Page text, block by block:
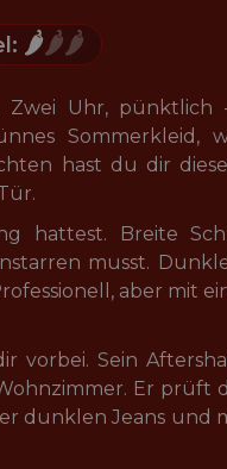
🌶️🌶️🌶️
Uhr, pünktlich
Sommerkleid,
hast du dir
hattest. Breite
musst.
aber mit
vorbei. Sein
Er prüft
dunklen Jeans und